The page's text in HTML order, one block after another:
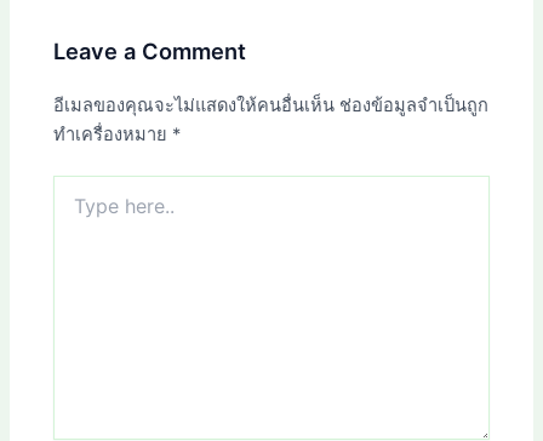
Leave a Comment
อีเมลของคุณจะไม่แสดงให้คนอื่นเห็น ช่องข้อมูลจำเป็นถูก
ทำเครื่องหมาย *
here..